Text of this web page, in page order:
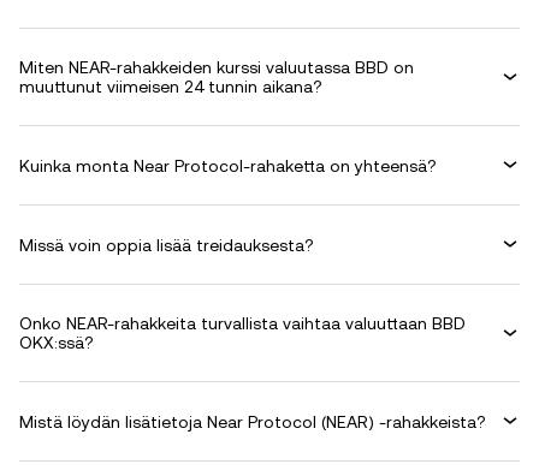
Miten NEAR-rahakkeiden kurssi valuutassa BBD on
muuttunut viimeisen 24 tunnin aikana?
Kuinka monta Near Protocol-rahaketta on yhteensä?
Missä voin oppia lisää treidauksesta?
Onko NEAR-rahakkeita turvallista vaihtaa valuuttaan BBD
OKX:ssä?
Mistä löydän lisätietoja Near Protocol (NEAR) -rahakkeista?